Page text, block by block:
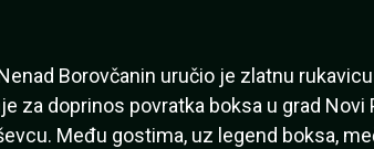
Borovčanin uručio je zlatnu
za doprinos povratka boksa u grad
Među gostima, uz legend boksa,